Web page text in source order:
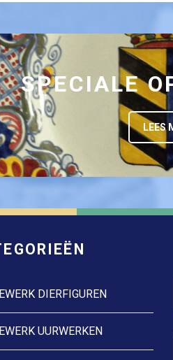
SPECIALE
LEES
DIERFIGUREN
UURWERKEN